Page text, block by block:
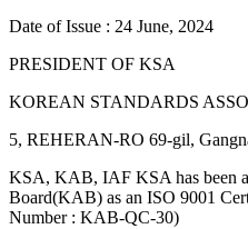
Date of Issue : 24 June, 2024
PRESIDENT OF KSA
KOREAN STANDARDS
5, REHERAN-RO 69-gil,
KSA, KAB, IAF KSA has been
Board(KAB) as an ISO 9001
Number : KAB-QC-30)